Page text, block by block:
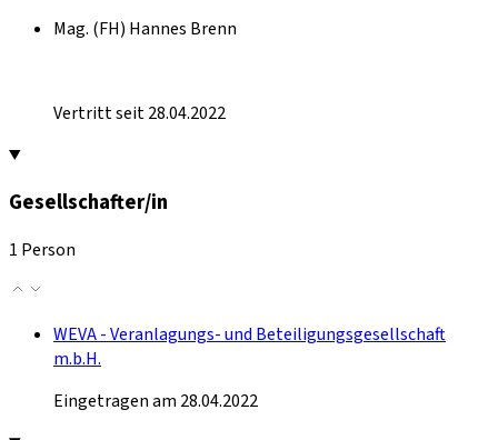
Mag. (FH) Hannes Brenn
Vertritt seit 28.04.2022
Gesellschafter/in
1 Person
WEVA - Veranlagungs- und Beteiligungsgesellschaft
m.b.H.
Eingetragen am 28.04.2022